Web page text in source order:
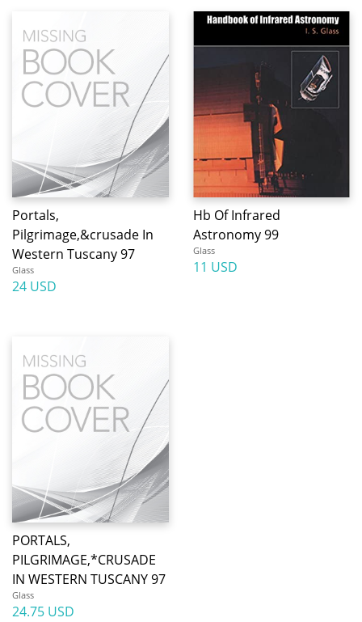
Portals,
Pilgrimage,&crusade In
Western Tuscany 97
Glass
24 USD
Hb Of Infrared
Astronomy 99
Glass
11 USD
PORTALS,
PILGRIMAGE,*CRUSADE
IN WESTERN TUSCANY 97
Glass
24.75 USD